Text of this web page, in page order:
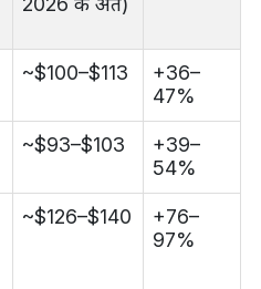
~$100–$113
+36–
47%
~$93–$103
+39–
54%
~$126–$140
+76–
97%